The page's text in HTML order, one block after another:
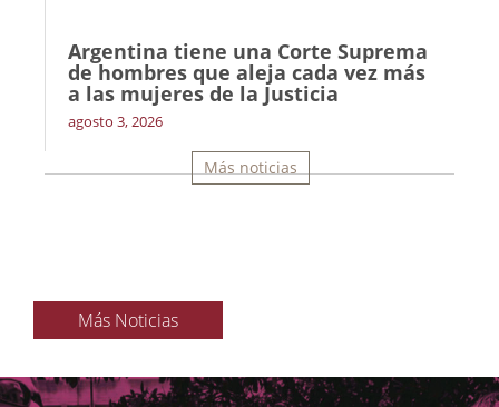
Argentina tiene una Corte Suprema
de hombres que aleja cada vez más
a las mujeres de la Justicia
agosto 3, 2026
Más noticias
Más Noticias